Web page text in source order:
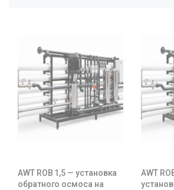
AWT ROB 1,5 — установка
обратного осмоса на
AWT